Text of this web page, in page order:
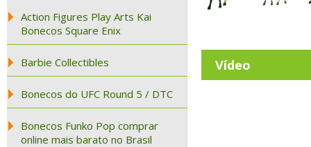
Action Figures Play Arts Kai
Bonecos Square Enix
Barbie Collectibles
Bonecos do UFC Round 5 / DTC
Bonecos Funko Pop comprar
online mais barato no Brasil
Vídeo